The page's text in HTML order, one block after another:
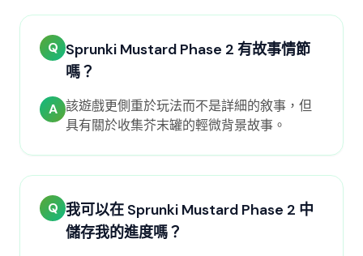
Q Sprunki Mustard Phase 2 有故事情節
嗎？
A 該遊戲更側重於玩法而不是詳細的敘事，但
具有關於收集芥末罐的輕微背景故事。
Q 我可以在 Sprunki Mustard Phase 2 中
儲存我的進度嗎？